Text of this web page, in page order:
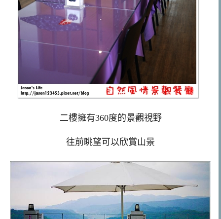
二樓擁有360度的景觀視野
往前眺望可以欣賞山景